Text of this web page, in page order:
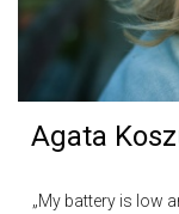
Agata
„My battery is low